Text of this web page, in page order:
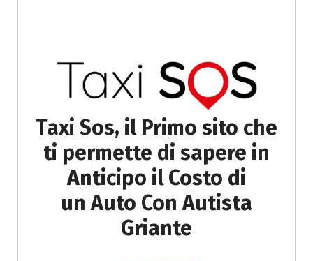
Taxi Sos, il Primo sito che
ti permette di sapere in
Anticipo il Costo di
un Auto Con Autista
Griante